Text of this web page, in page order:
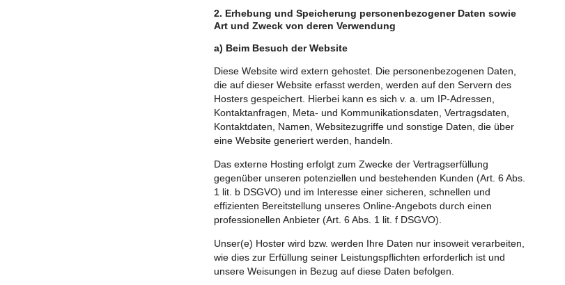
2. Erhebung und Speicherung personenbezogener Daten sowie
Art und Zweck von deren Verwendung
a) Beim Besuch der Website
Diese Website wird extern gehostet. Die personenbezogenen Daten,
die auf dieser Website erfasst werden, werden auf den Servern des
Hosters gespeichert. Hierbei kann es sich v. a. um IP-Adressen,
Kontaktanfragen, Meta- und Kommunikationsdaten, Vertragsdaten,
Kontaktdaten, Namen, Websitezugriffe und sonstige Daten, die über
eine Website generiert werden, handeln.
Das externe Hosting erfolgt zum Zwecke der Vertragserfüllung
gegenüber unseren potenziellen und bestehenden Kunden (Art. 6 Abs.
1 lit. b DSGVO) und im Interesse einer sicheren, schnellen und
effizienten Bereitstellung unseres Online-Angebots durch einen
professionellen Anbieter (Art. 6 Abs. 1 lit. f DSGVO).
Unser(e) Hoster wird bzw. werden Ihre Daten nur insoweit verarbeiten,
wie dies zur Erfüllung seiner Leistungspflichten erforderlich ist und
unsere Weisungen in Bezug auf diese Daten befolgen.